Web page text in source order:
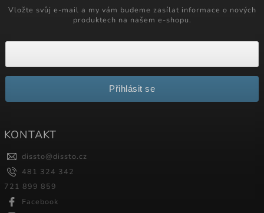
Vložte svůj e-mail a my vám budeme zasílat informace o nových
produktech na našem e-shopu.
Přihlásit se
KONTAKT
dissto@dissto.cz
481 324 342
721 899 859
Facebook